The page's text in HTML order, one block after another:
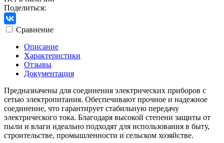
Поделиться:
Сравнение
Описание
Характеристики
Отзывы
Документация
Предназначены для соединения электрических приборов с
сетью электропитания. Обеспечивают прочное и надежное
соединение, что гарантирует стабильную передачу
электрического тока. Благодаря высокой степени защиты от
пыли и влаги идеально подходят для использования в быту,
строительстве, промышленности и сельском хозяйстве.